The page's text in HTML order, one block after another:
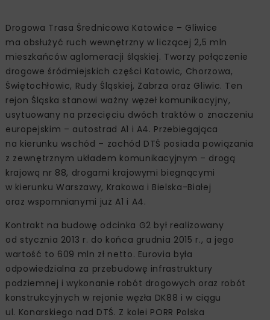
Drogowa Trasa Średnicowa Katowice – Gliwice
ma obsłużyć ruch wewnętrzny w liczącej 2,5 mln
mieszkańców aglomeracji śląskiej. Tworzy połączenie
drogowe śródmiejskich części Katowic, Chorzowa,
Świętochłowic, Rudy Śląskiej, Zabrza oraz Gliwic. Ten
rejon Śląska stanowi ważny węzeł komunikacyjny,
usytuowany na przecięciu dwóch traktów o znaczeniu
europejskim – autostrad A1 i A4. Przebiegająca
na kierunku wschód – zachód DTŚ posiada powiązania
z zewnętrznym układem komunikacyjnym – drogą
krajową nr 88, drogami krajowymi biegnącymi
w kierunku Warszawy, Krakowa i Bielska-Białej
oraz wspomnianymi już A1 i A4.
Kontrakt na budowę odcinka G2 był realizowany
od stycznia 2013 r. do końca grudnia 2015 r., a jego
wartość to 609 mln zł netto. Eurovia była
odpowiedzialna za przebudowę infrastruktury
podziemnej i wykonanie robót drogowych oraz robót
konstrukcyjnych w rejonie węzła DK88 i w ciągu
ul. Konarskiego nad DTŚ. Z kolei PORR Polska